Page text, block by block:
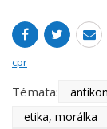
cpr
Témata:
etika, morálka